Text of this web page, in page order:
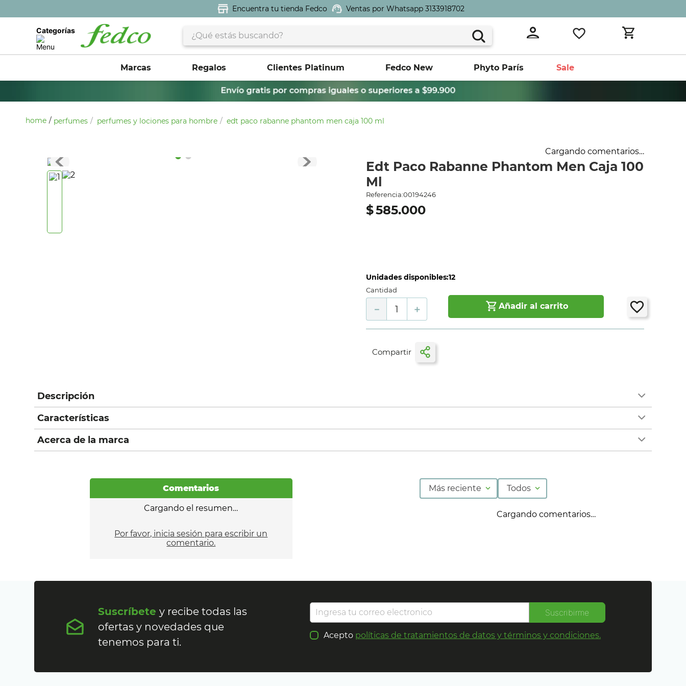
Encuentra tu tienda Fedco Ventas por Whatsapp 3133918702
Categorías ¿Qué estás buscando?
Marcas Regalos Clientes Platinum Fedco New Phyto París Sale
perfumes perfumes y lociones para hombre edt paco rabanne phantom men caja 100 ml
Cargando comentarios…
Edt Paco Rabanne Phantom Men Caja 100
Ml
Referencia:00194246
$585.000
Unidades disponibles:12
Cantidad
＋
－ Añadir al carrito
Descripción
Características
Acerca de la marca
Comentarios
Cargando el resumen…
Por favor, inicia sesión para escribir un
comentario.
Más reciente Todos
Cargando comentarios…
Suscríbetey recibe todas las
ofertas y novedades que
tenemos para ti.
Suscribirme
Acepto políticas de tratamientos de datos y términos y condiciones.